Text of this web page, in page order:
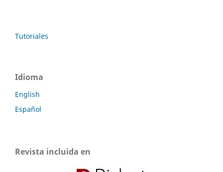
Tutoriales
Idioma
English
Español
Revista incluida en